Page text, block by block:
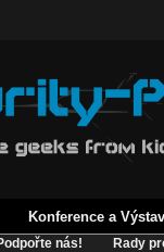
Konference a
nás! Rady